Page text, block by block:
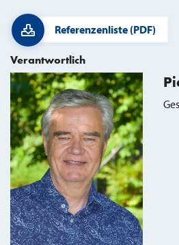
Referenzenliste (PDF)
Verantwortlich